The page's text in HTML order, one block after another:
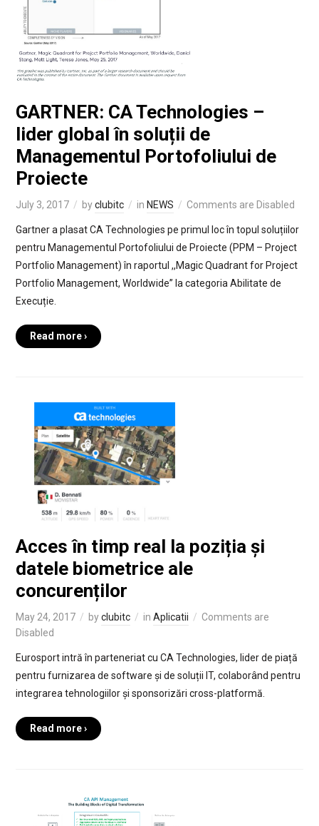
GARTNER: CA Technologies –
lider global în soluții de
Managementul Portofoliului de
Proiecte
July 3, 2017 byclubitc in NEWS Comments are Disabled
Gartner a plasat CA Technologies pe primul loc în topul soluțiilor
pentru Managementul Portofoliului de Proiecte (PPM – Project
Portfolio Management) în raportul ,,Magic Quadrant for Project
Portfolio Management, Worldwide” la categoria Abilitate de
Execuție.
Read more ›
Acces în timp real la poziția și
datele biometrice ale
concurenților
May 24, 2017 byclubitc in Aplicatii
Comments are
Disabled
Eurosport intră în parteneriat cu CA Technologies, lider de piață
pentru furnizarea de software și de soluții IT, colaborând pentru
integrarea tehnologiilor și sponsorizări cross-platformă.
Read more ›